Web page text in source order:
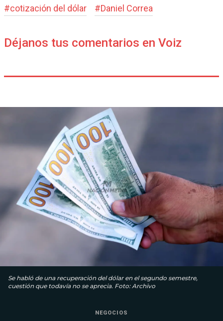
#cotización del dólar #Daniel Correa
Déjanos tus comentarios en Voiz
Se habló de una recuperación del dólar en el segundo semestre,
cuestión que todavía no se aprecia. Foto: Archivo
NEGOCIOS